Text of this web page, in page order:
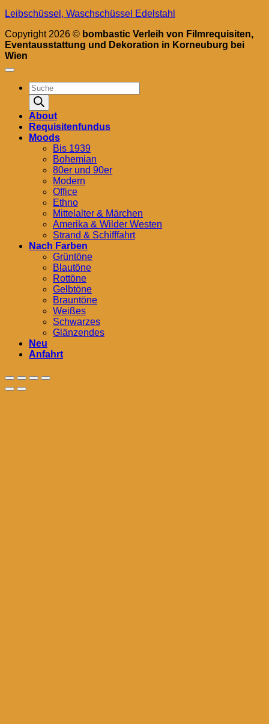
Leibschüssel, Waschschüssel Edelstahl
Copyright 2026 © bombastic Verleih von Filmrequisiten,
Eventausstattung und Dekoration in Korneuburg bei
Wien
Products
search
About
Requisitenfundus
Moods
Bis 1939
Bohemian
80er und 90er
Modern
Office
Ethno
Mittelalter & Märchen
Amerika & Wilder Westen
Strand & Schifffahrt
Nach Farben
Grüntöne
Blautöne
Rottöne
Gelbtöne
Brauntöne
Weißes
Schwarzes
Glänzendes
Neu
Anfahrt